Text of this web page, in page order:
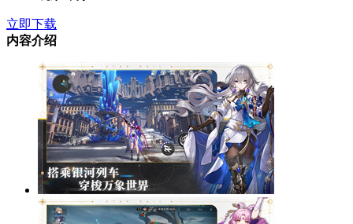
立即下载
内容介绍